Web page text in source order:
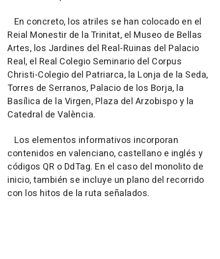
En concreto, los atriles se han colocado en el
Reial Monestir de la Trinitat, el Museo de Bellas
Artes, los Jardines del Real-Ruinas del Palacio
Real, el Real Colegio Seminario del Corpus
Christi-Colegio del Patriarca, la Lonja de la Seda,
Torres de Serranos, Palacio de los Borja, la
Basílica de la Virgen, Plaza del Arzobispo y la
Catedral de València.
Los elementos informativos incorporan
contenidos en valenciano, castellano e inglés y
códigos QR o DdTag. En el caso del monolito de
inicio, también se incluye un plano del recorrido
con los hitos de la ruta señalados.